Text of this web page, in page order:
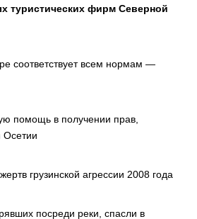
туристических фирм Северной
соответствует всем нормам —
помощь в получении прав,
Осетии
грузинской агрессии 2008 года
посреди реки, спасли в